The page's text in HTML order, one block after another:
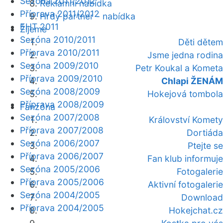
Reklamní nabídka
Hrdý partner - nabídka
Žijeme
Děti dětem
Jsme jedna rodina
Petr Koukal a Kometa
Chlapi ŽENÁM
Hokejová tombola
Fanzóna
Království Komety
Dortiáda
Ptejte se
Fan klub informuje
Fotogalerie
Aktivní fotogalerie
Download
Hokejchat.cz
Příprava 2011/2012
EHT 2011
Sezóna 2010/2011
Příprava 2010/2011
Sezóna 2009/2010
Příprava 2009/2010
Sezóna 2008/2009
Příprava 2008/2009
Sezóna 2007/2008
Příprava 2007/2008
Sezóna 2006/2007
Příprava 2006/2007
Sezóna 2005/2006
Příprava 2005/2006
Sezóna 2004/2005
Příprava 2004/2005